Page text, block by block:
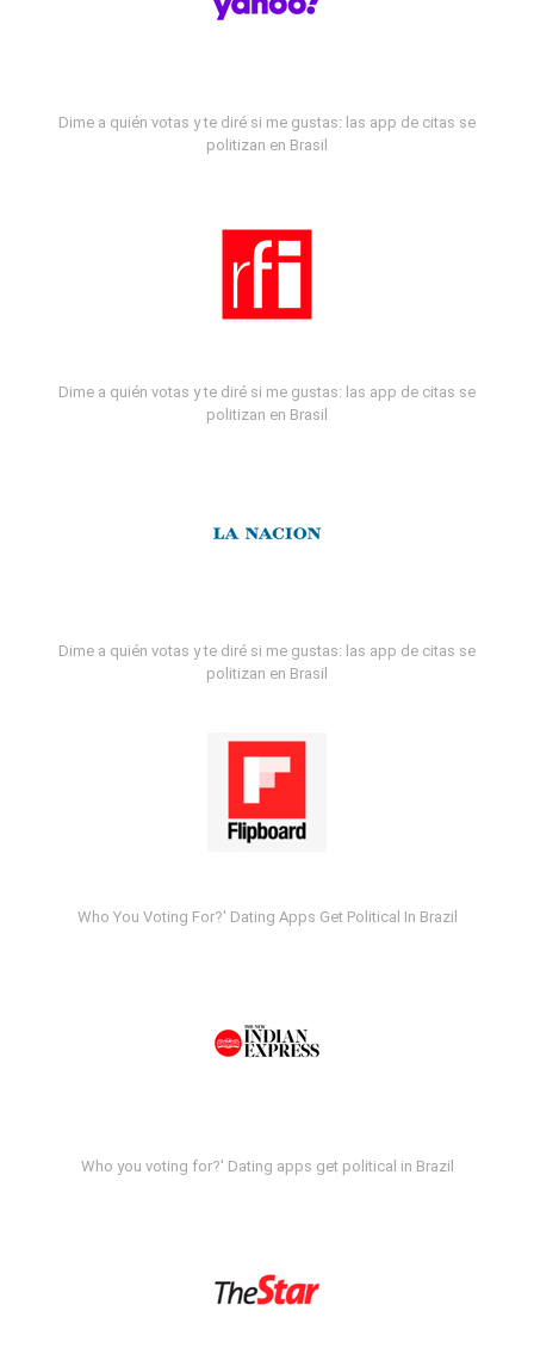
Dime a quién votas y te diré si me gustas: las app de citas se
politizan en Brasil
Dime a quién votas y te diré si me gustas: las app de citas se
politizan en Brasil
Dime a quién votas y te diré si me gustas: las app de citas se
politizan en Brasil
Who You Voting For?' Dating Apps Get Political In Brazil
Who you voting for?' Dating apps get political in Brazil